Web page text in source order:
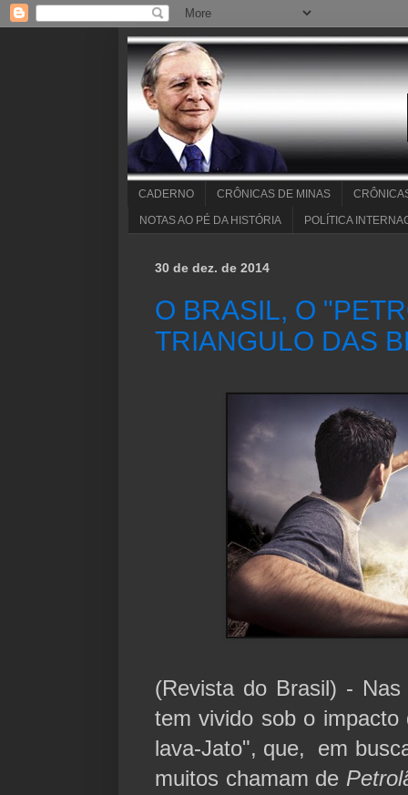
CADERNO CRÔNICAS DE MINAS
NOTAS AO PÉ DA HISTÓRIA POLÍTICA
30 de dez. de 2014
O BRASIL, O
TRIANGULO DAS
(Revista do Brasil) -
tem vivido sob o
lava-Jato", que, em
muitos chamam de